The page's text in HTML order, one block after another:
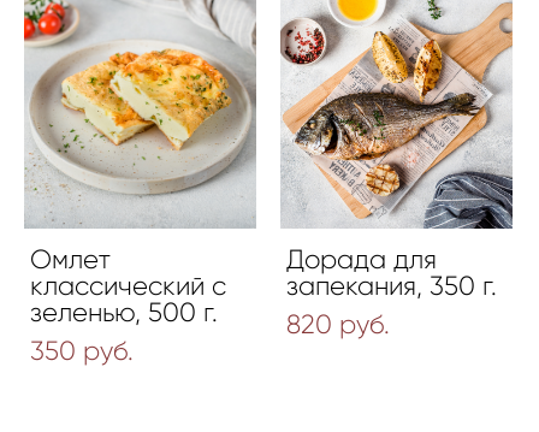
Омлет
классический с
зеленью, 500 г.
350 pуб.
Дорада для
запекания, 350 г.
820 pуб.